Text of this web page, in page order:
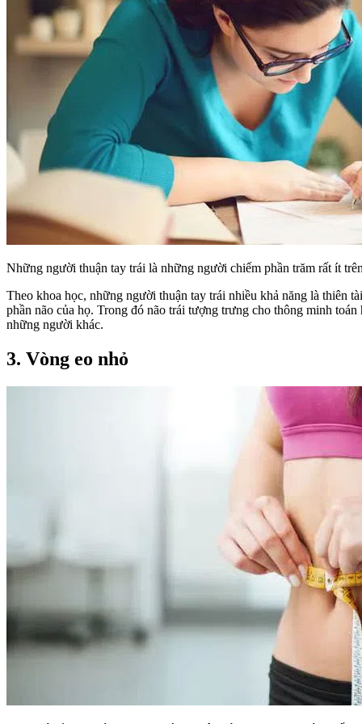
Những người thuận tay trái là những người chiếm phần trăm rất ít
Theo khoa học, những người thuận tay trái nhiều khả năng là thiên
phần não của họ. Trong đó não trái tượng trưng cho thông minh
những người khác.
3. Vòng eo nhỏ